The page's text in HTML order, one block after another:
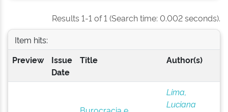
Results 1-1 of 1 (Search time: 0.002 seconds).
Item hits:
Preview
Issue
Date
Title Author(s)
Lima,
Luciana